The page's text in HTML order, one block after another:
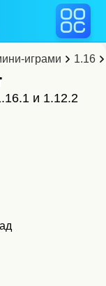
играми 1.16
и 1.12.2